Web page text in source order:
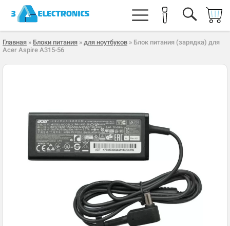
Главная » Блоки питания » для ноутбуков » Блок питания (зарядка) для
Acer Aspire A315-56